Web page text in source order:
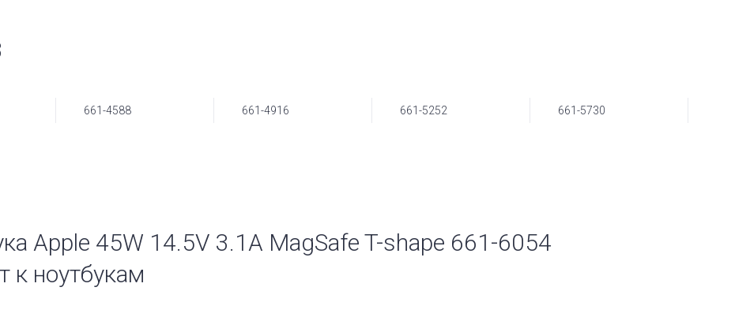
661-4588 661-4916 661-5252
661-5730
Apple 45W 14.5V 3.1A MagSafe T-shape 661-6054
к ноутбукам